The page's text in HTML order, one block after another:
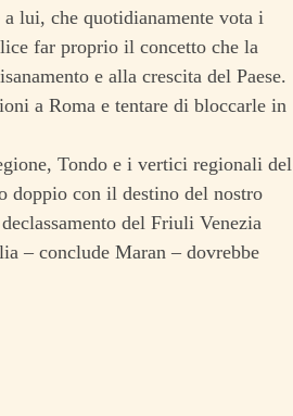
lui, che quotidianamente vota i
far proprio il concetto che la
e alla crescita del Paese.
a Roma e tentare di bloccarle in
Tondo e i vertici regionali del
doppio con il destino del nostro
del Friuli Venezia
– conclude Maran – dovrebbe